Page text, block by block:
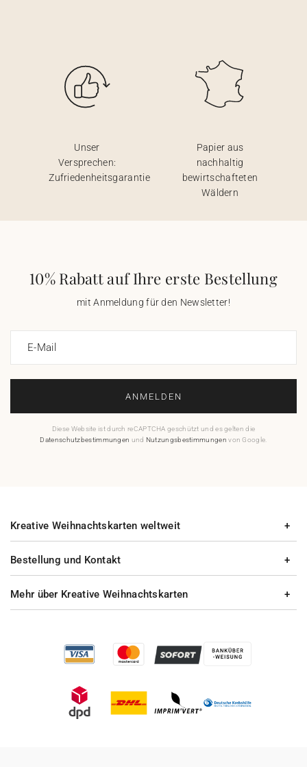
Unser
Versprechen:
Zufriedenheitsgarantie
Papier aus
nachhaltig
bewirtschafteten
Wäldern
10% Rabatt auf Ihre erste Bestellung
mit Anmeldung für den Newsletter!
E-Mail
ANMELDEN
Diese Website ist durch reCAPTCHA geschützt und es gelten die
Datenschutzbestimmungen und Nutzungsbestimmungen von Google.
Bestellung und Kontakt
Mehr über Kreative Weihnachtskarten
Kreative Weihnachtskarten weltweit